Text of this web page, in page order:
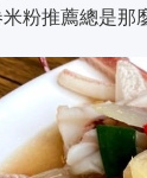
粉推薦總是那